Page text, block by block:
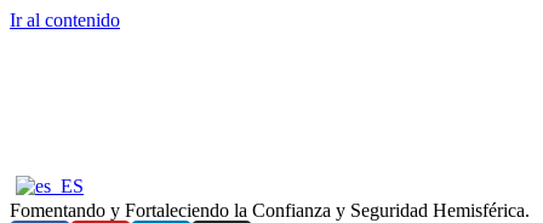
Ir al contenido
Fomentando y Fortaleciendo la Confianza y Seguridad Hemisférica.